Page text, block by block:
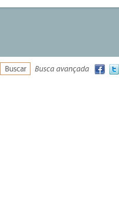
Busca avançada